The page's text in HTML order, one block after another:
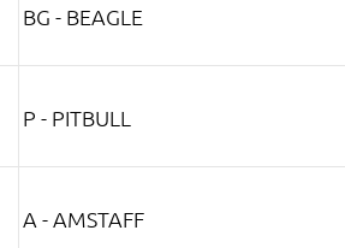
BG - BEAGLE
P - PITBULL
A - AMSTAFF